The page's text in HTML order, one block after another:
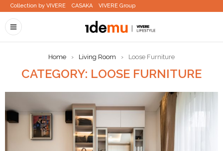
Collection by VIVERE CASAKA VIVERE Group
Home › Living Room › Loose Furniture
CATEGORY: LOOSE FURNITURE